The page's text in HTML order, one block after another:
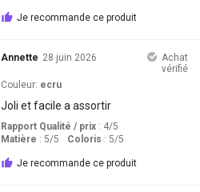
Je recommande ce produit
Annette 28 juin 2026
Achat
vérifié
Couleur: ecru
Joli et facile a assortir
Rapport Qualité / prix: 4/5
Matière : 5/5 Coloris : 5/5
Je recommande ce produit